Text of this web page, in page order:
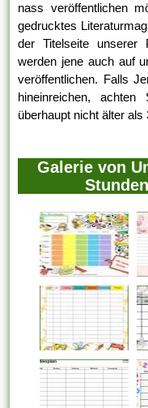
nass veröffentlichen
gedrucktes
der Titelseite unserer
werden jene auch auf
veröffentlichen. Falls
hineinreichen,
überhaupt nicht älter als
Galerie von